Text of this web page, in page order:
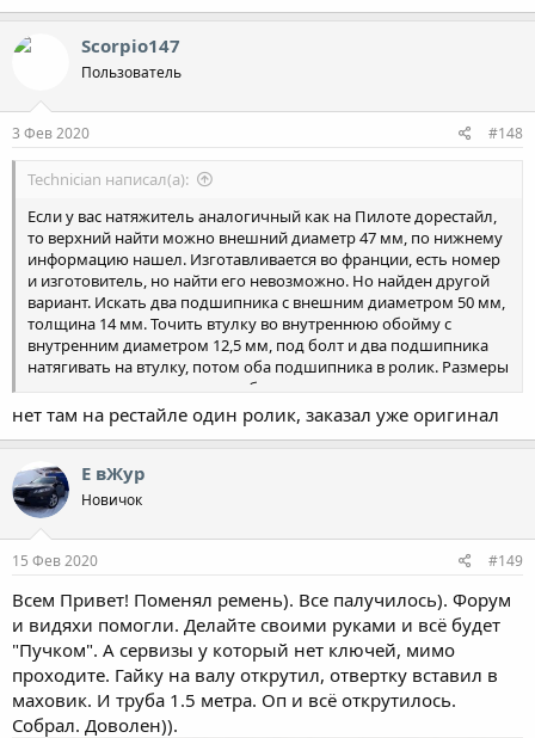
Scorpio147
Пользователь
3 Фев 2020 #148
Technician написал(а):
Если у вас натяжитель аналогичный как на Пилоте дорестайл,
то верхний найти можно внешний диаметр 47 мм, по нижнему
информацию нашел. Изготавливается во франции, есть номер
и изготовитель, но найти его невозможно. Но найден другой
вариант. Искать два подшипника с внешним диаметром 50 мм,
толщина 14 мм. Точить втулку во внутреннюю обойму с
внутренним диаметром 12,5 мм, под болт и два подшипника
натягивать на втулку, потом оба подшипника в ролик. Размеры
выкладывались на пилот клубе.
нет там на рестайле один ролик, заказал уже оригинал
Е вЖур
Новичок
15 Фев 2020 #149
Всем Привет! Поменял ремень). Все палучилось). Форум
и видяхи помогли. Делайте своими руками и всё будет
"Пучком". А сервизы у который нет ключей, мимо
проходите. Гайку на валу открутил, отвертку вставил в
маховик. И труба 1.5 метра. Оп и всё открутилось.
Собрал. Доволен)).